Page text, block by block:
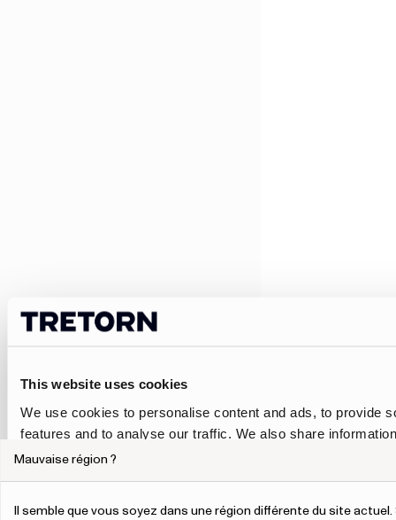
This website uses cookies
We use cookies to personalise content and ads, to provide
features and to analyse our traffic. We also share
our site with our social media, advertising and analytics
Mauvaise région ?
Il semble que vous soyez dans une région différente du site